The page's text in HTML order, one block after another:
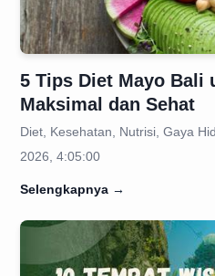
5 Tips Diet Mayo Bali
Maksimal dan Sehat
Diet, Kesehatan, Nutrisi, Gaya
2026, 4:05:00
Selengkapnya →